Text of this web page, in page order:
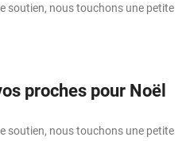
soutien, nous touchons une petite
proches pour Noël
soutien, nous touchons une petite